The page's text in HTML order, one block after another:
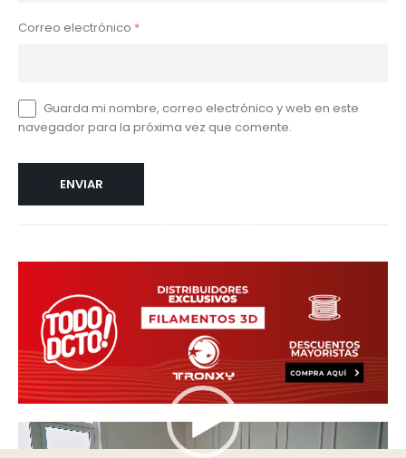
Correo electrónico *
Guarda mi nombre, correo electrónico y web en este
navegador para la próxima vez que comente.
Reproductor
de